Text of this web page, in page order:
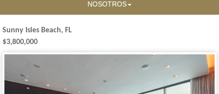
NOSOTROS
Sunny Isles Beach, FL
$3,800,000